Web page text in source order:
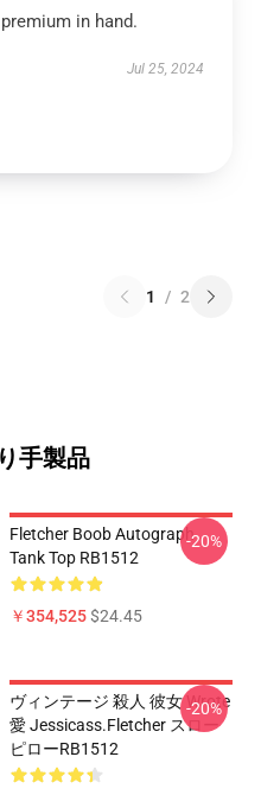
in hand.
Jul 25, 2024
1 / 2
手製品
Fletcher Boob Autograph
Tank Top RB1512
￥354,525$24.45
-20%
ヴィンテージ 殺人 彼女 Wrote
愛 Jessicass.Fletcher スロー
ピローRB1512
-20%